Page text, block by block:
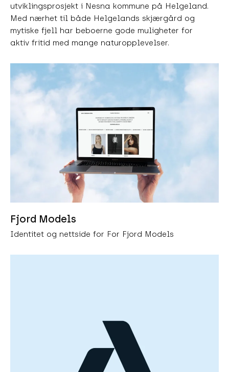
utviklingsprosjekt i Nesna kommune på Helgeland.
Med nærhet til både Helgelands skjærgård og
mytiske fjell har beboerne gode muligheter for
aktiv fritid med mange naturopplevelser.
Fjord Models
Identitet og nettside for For Fjord Models